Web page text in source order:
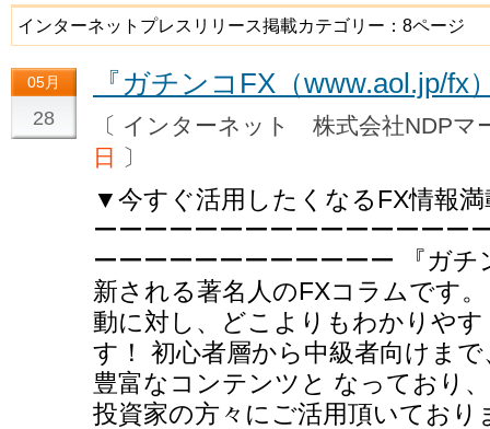
インターネットプレスリリース掲載カテゴリー：8ページ
05月
28
『ガチンコFX（www.aol.jp/fx
〔 インターネット 株式会社NDP
日
〕
▼今すぐ活用したくなるFX情報
ーーーーーーーーーーーーーーー
ーーーーーーーーーーーー 『ガ
新される著名人のFXコラムです
動に対し、どこよりもわかりや
す！ 初心者層から中級者向けま
豊富なコンテンツと なっており
投資家の方々にご活用頂いており